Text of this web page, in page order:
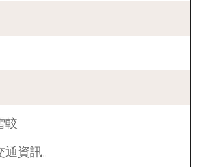
較
。
資訊。